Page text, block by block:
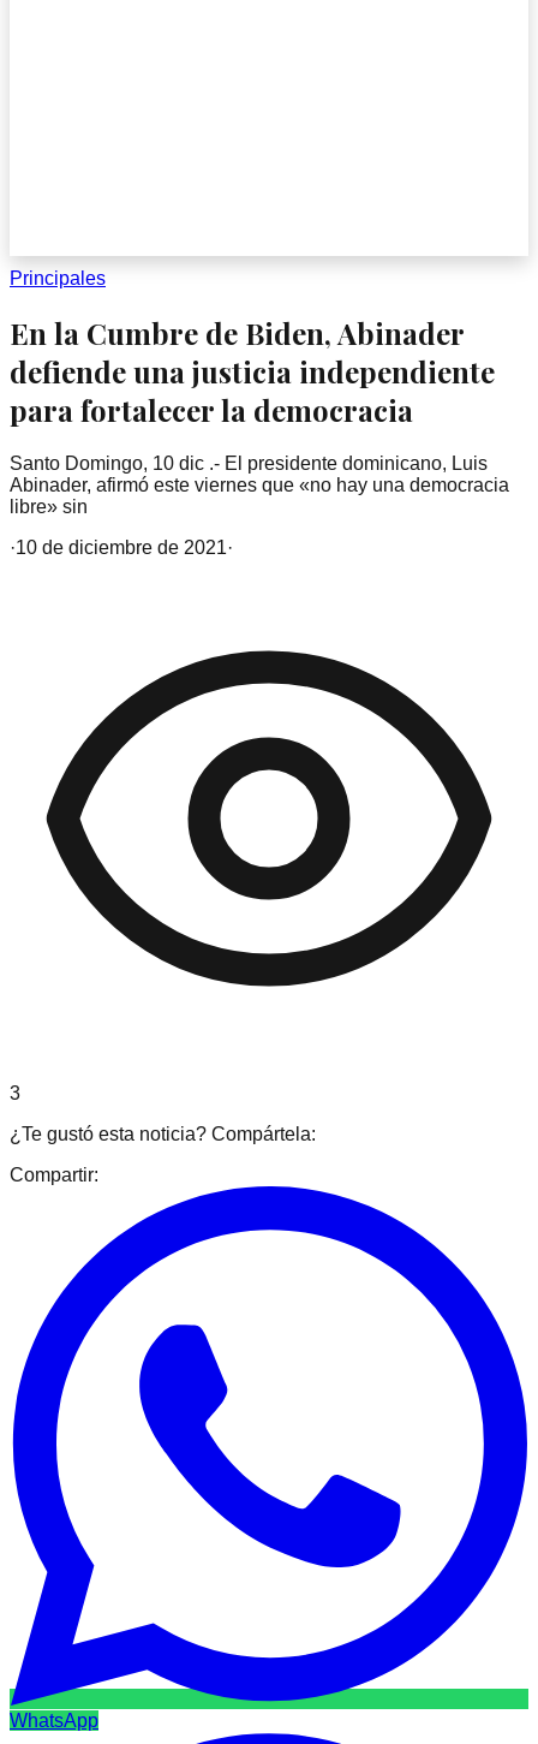
Principales
En la Cumbre de Biden, Abinader
defiende una justicia independiente
para fortalecer la democracia
Santo Domingo, 10 dic .- El presidente dominicano, Luis
Abinader, afirmó este viernes que «no hay una democracia
libre» sin
·10 de diciembre de 2021·
3
¿Te gustó esta noticia? Compártela:
Compartir:
WhatsApp